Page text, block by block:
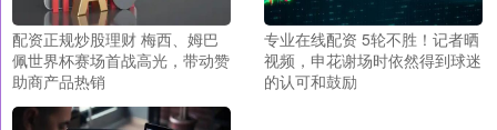
配资正规炒股理财 梅西、姆巴
佩世界杯赛场首战高光，带动赞
助商产品热销
专业在线配资 5轮不胜！记者晒
视频，申花谢场时依然得到球迷
的认可和鼓励